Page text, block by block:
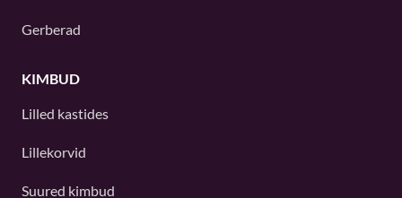
Gerberad
KIMBUD
Lilled kastides
Lillekorvid
Suured kimbud